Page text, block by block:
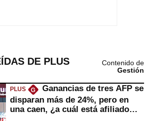
DE PLUS
Contenido de
Gestión
PLUS G
Ganancias de tres AFP se
disparan más de 24%, pero en
una caen, ¿a cuál está afiliado